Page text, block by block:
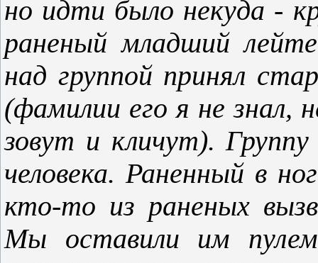
но идти было некуда -
раненый младший
над группой принял
(фамилии его я не знал,
зовут и кличут).
человека. Раненный в
кто-то из раненых
Мы оставили им